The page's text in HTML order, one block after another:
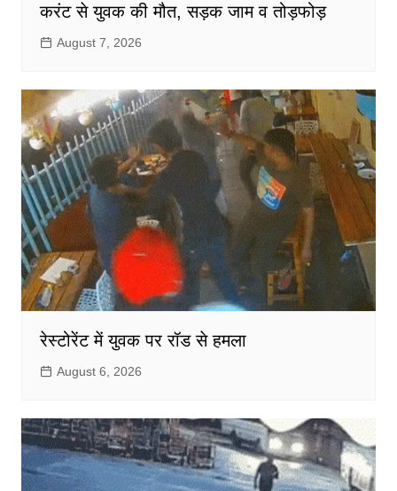
करंट से युवक की मौत, सड़क जाम व तोड़फोड़
August 7, 2026
रेस्टोरेंट में युवक पर रॉड से हमला
August 6, 2026